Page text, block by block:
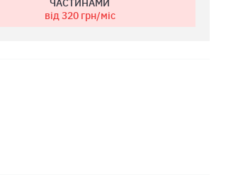
ЧАСТИНАМИ
від 320грн/міс